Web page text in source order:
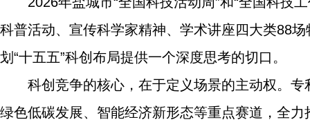
科普活动、宣传科学家精神、学术讲座四大类88
划“十五五”科创布局提供一个深度思考的切口。
科创竞争的核心，在于定义场景的主动权。
绿色低碳发展、智能经济新形态等重点赛道，全